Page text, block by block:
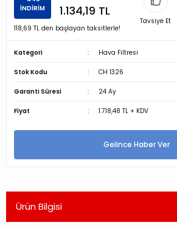
İNDİRİM
1.134,19 TL
118,69 TL den başlayan taksitlerle!
Tavsiye Et
Kategori Hava Filtresi
Stok Kodu CH 1326
Garanti Süresi 24 Ay
Fiyat 1.718,48 TL + KDV
Gelince Haber Ver
Ürün Bilgisi